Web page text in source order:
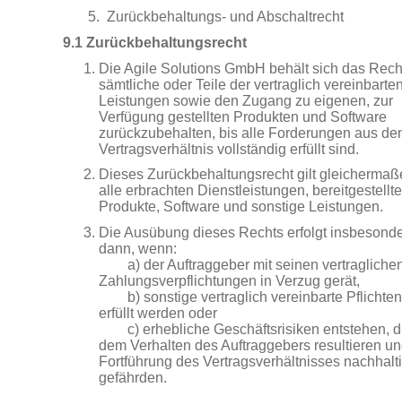
5. Zurückbehaltungs- und Abschaltrecht
9.1 Zurückbehaltungsrecht
Die Agile Solutions GmbH behält sich das
sämtliche oder Teile der vertraglich
Leistungen sowie den Zugang zu eigenen, zur
Verfügung gestellten Produkten und Software
zurückzubehalten, bis alle Forderungen aus
Vertragsverhältnis vollständig erfüllt sind.
Dieses Zurückbehaltungsrecht gilt
alle erbrachten Dienstleistungen, bereitgestellte
Produkte, Software und sonstige Leistungen.
Die Ausübung dieses Rechts erfolgt
dann, wenn:
a) der Auftraggeber mit seinen
Zahlungsverpflichtungen in Verzug gerät,
b) sonstige vertraglich vereinbarte
erfüllt werden oder
c) erhebliche Geschäftsrisiken entstehen,
dem Verhalten des Auftraggebers resultieren
Fortführung des Vertragsverhältnisses
gefährden.